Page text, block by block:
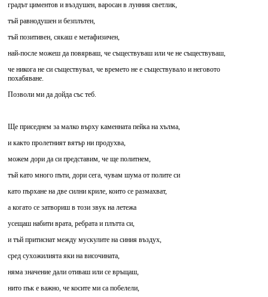
градът циментов и въздушен, варосан в лунния светлик,
тъй равнодушен и безплътен,
тъй позитивен, сякаш е метафизичен,
най-после можеш да повярваш, че съществуваш или че не съществуваш,
че никога не си съществувал, че времето не е съществувало и неговото
похабяване.
Позволи ми да дойда със теб.
Ще приседнем за малко върху каменната пейка на хълма,
и както пролетният вятър ни продухва,
можем дори да си представим, че ще политнем,
тъй като много пъти, дори сега, чувам шума от полите си
като пърхане на две силни криле, които се размахват,
а когато се затвориш в този звук на летежа
усещаш набити врата, ребрата и плътта си,
и тъй притиснат между мускулите на синия въздух,
сред сухожилията яки на височината,
няма значение дали отиваш или се връщаш,
нито пък е важно, че косите ми са побелели,